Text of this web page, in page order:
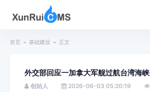
首页 基础建设 正文
外交部回应一加拿大军舰过航台湾海峡
创始人 2026-06-03 05:20:19